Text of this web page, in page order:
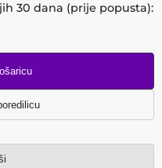
30 dana (prije popusta):